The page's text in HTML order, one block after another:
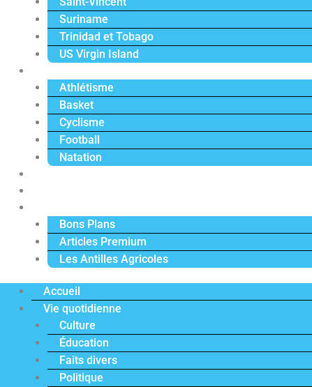
Suriname
Trinidad et Tobago
US Virgin Island
Athlétisme
Basket
Cyclisme
Football
Natation
Bons Plans
Articles Premium
Les Antilles Agricoles
Accueil
Vie quotidienne
Culture
Éducation
Faits divers
Politique